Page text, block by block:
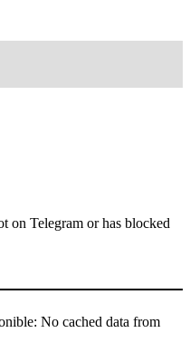
on Telegram or has blocked
No cached data from